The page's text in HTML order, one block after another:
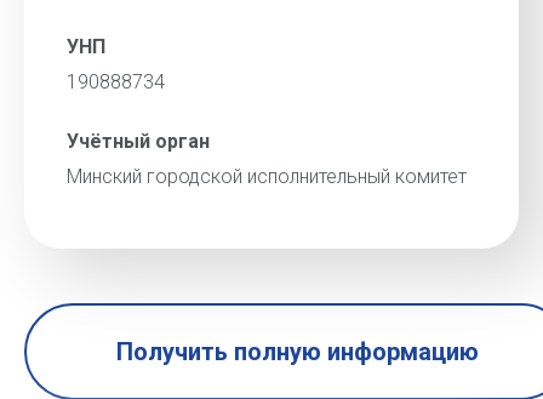
УНП
190888734
Учётный орган
Минский городской исполнительный комитет
Получить полную информацию